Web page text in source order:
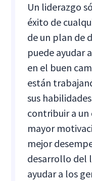
Un liderazgo
éxito de
de un plan de
puede ayudar
en el buen
están
sus
contribuir a un
mayor
mejor
desarrollo del
ayudar a los